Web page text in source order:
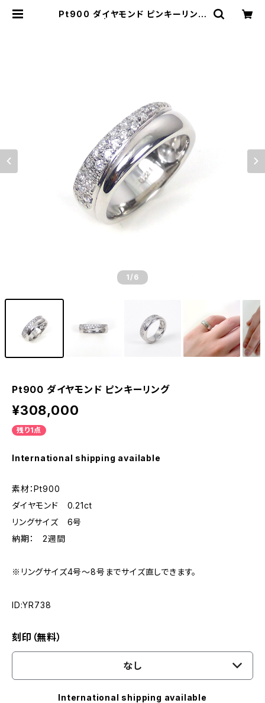
Pt900 ダイヤモンド ピンキーリング
1 /6
Pt900 ダイヤモンド ピンキーリング
¥308,000
残り1点
International shipping available
素材：Pt900
ダイヤモンド 0.21ct
リングサイズ 6号
納期： 2週間
※リングサイズ4号～8号までサイズ直しできます。
ID:YR738
刻印（無料）
なし
International shipping available